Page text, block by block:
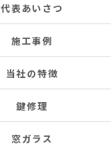
代表あいさつ
施工事例
当社の特徴
鍵修理
窓ガラス